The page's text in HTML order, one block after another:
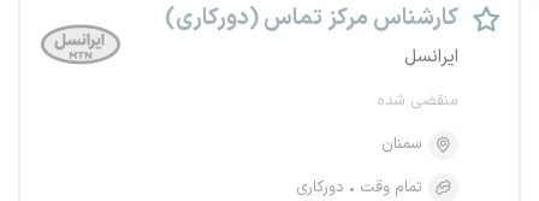
کارشناس مرکز تماس (دورکاری)
ایرانسل
منقضی شده
سمنان
تمام وقت
دورکاری